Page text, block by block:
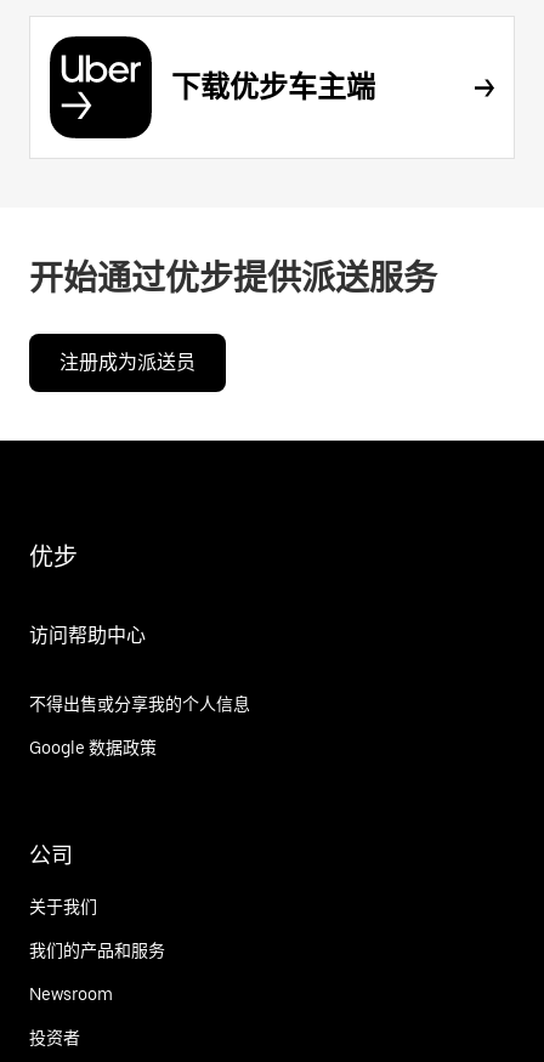
下载优步车主端
开始通过优步提供派送服务
注册成为派送员
优步
访问帮助中心
不得出售或分享我的个人信息
Google 数据政策
公司
关于我们
我们的产品和服务
Newsroom
投资者